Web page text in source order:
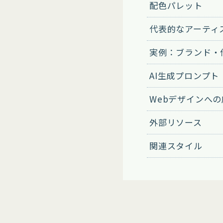
配色パレット
代表的なアーティ
実例：ブランド・
AI生成プロンプト
Webデザインへ
外部リソース
関連スタイル